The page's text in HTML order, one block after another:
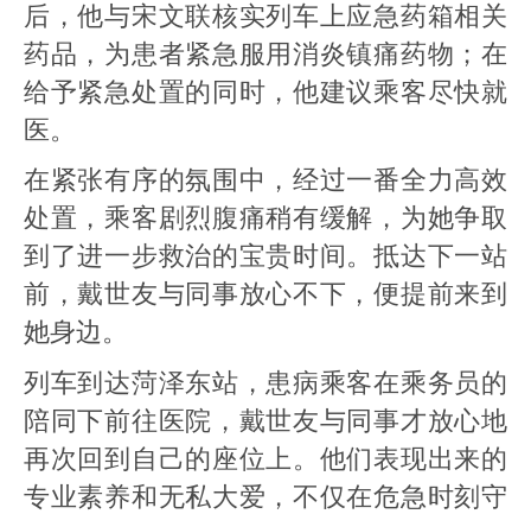
后，他与宋文联核实列车上应急药箱相关
药品，为患者紧急服用消炎镇痛药物；在
给予紧急处置的同时，他建议乘客尽快就
医。
在紧张有序的氛围中，经过一番全力高效
处置，乘客剧烈腹痛稍有缓解，为她争取
到了进一步救治的宝贵时间。抵达下一站
前，戴世友与同事放心不下，便提前来到
她身边。
列车到达菏泽东站，患病乘客在乘务员的
陪同下前往医院，戴世友与同事才放心地
再次回到自己的座位上。他们表现出来的
专业素养和无私大爱，不仅在危急时刻守